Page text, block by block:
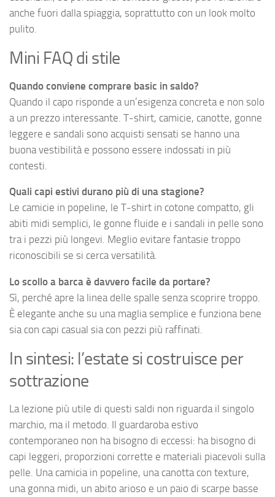
anche fuori dalla spiaggia, soprattutto con un look molto
pulito.
Mini FAQ di stile
Quando conviene comprare basic in saldo?
Quando il capo risponde a un’esigenza concreta e non solo
a un prezzo interessante. T-shirt, camicie, canotte, gonne
leggere e sandali sono acquisti sensati se hanno una
buona vestibilità e possono essere indossati in più
contesti.
Quali capi estivi durano più di una stagione?
Le camicie in popeline, le T-shirt in cotone compatto, gli
abiti midi semplici, le gonne fluide e i sandali in pelle sono
tra i pezzi più longevi. Meglio evitare fantasie troppo
riconoscibili se si cerca versatilità.
Lo scollo a barca è davvero facile da portare?
Sì, perché apre la linea delle spalle senza scoprire troppo.
È elegante anche su una maglia semplice e funziona bene
sia con capi casual sia con pezzi più raffinati.
In sintesi: l’estate si costruisce per
sottrazione
La lezione più utile di questi saldi non riguarda il singolo
marchio, ma il metodo. Il guardaroba estivo
contemporaneo non ha bisogno di eccessi: ha bisogno di
capi leggeri, proporzioni corrette e materiali piacevoli sulla
pelle. Una camicia in popeline, una canotta con texture,
una gonna midi, un abito arioso e un paio di scarpe basse